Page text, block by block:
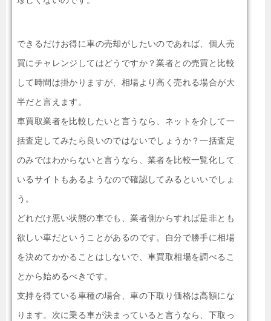
できるだけお得に車の売却がしたいのであれば、個人売
買にチャレンジしてはどうですか？業者との売買と比較
して時間は掛かりますが、相場より高く売れる場合が大
半だと言えます。
車買取業者を比較したいと言うなら、ネットを介して一
括査定してみたら良いのではないでしょうか？一括査定
のみではわからないと言うなら、業者を比較一覧化して
いるサイトもあるようなので確認してみるといいでしょ
う。
どれだけ悪い状態の車でも、業者側からすれば是非とも
欲しい車だということがあるのです。自分で勝手に相場
を決めてかかることはしないで、車買取相場を調べるこ
とから始めるべきです。
支持を得ている車種の場合、車の下取り価格は高額にな
ります。次に乗る車が決まっていると言うなら、下取っ